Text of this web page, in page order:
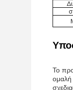
Το
ομαλή